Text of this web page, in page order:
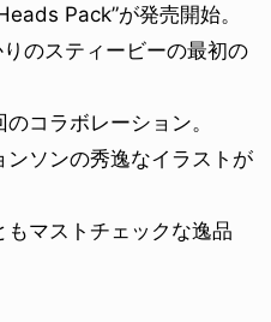
Pack”が発売開始。
のスティービーの最初の
コラボレーション。
ソンの秀逸なイラストが
もマストチェックな逸品